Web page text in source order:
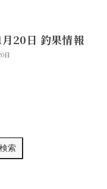
20日 釣果情報
日
検索